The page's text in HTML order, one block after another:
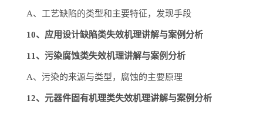
A、工艺缺陷的类型和主要特征，发现手段
10、应用设计缺陷类失效机理讲解与案例分析
11、污染腐蚀类失效机理讲解与案例分析
A、污染的来源与类型，腐蚀的主要原理
12、元器件固有机理类失效机理讲解与案例分析